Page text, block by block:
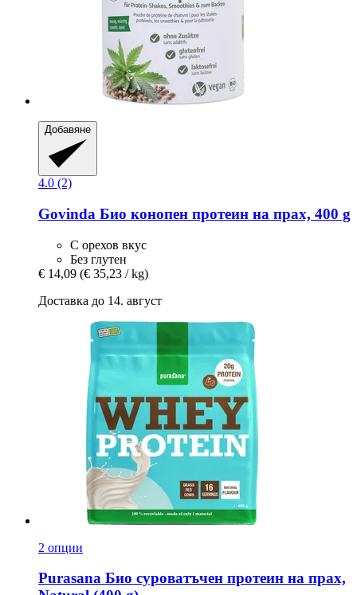
Добавяне
4.0 (2)
Govinda Био конопен протеин на прах, 400 g
С орехов вкус
Без глутен
€ 14,09 (€ 35,23 / kg)
Доставка до 14. август
2 опции
Purasana Био суроватъчен протеин на прах,